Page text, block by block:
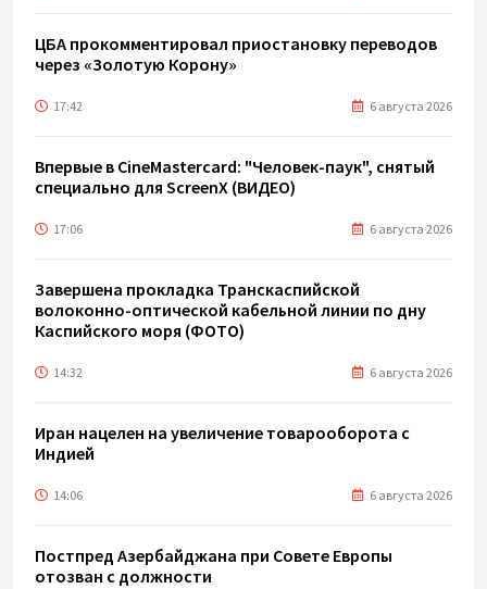
ЦБА прокомментировал приостановку переводов
через «Золотую Корону»
17:42 6 августа 2026
Впервые в CineMastercard: "Человек-паук", снятый
специально для ScreenX (ВИДЕО)
17:06 6 августа 2026
Завершена прокладка Транскаспийской
волоконно-оптической кабельной линии по дну
Каспийского моря (ФОТО)
14:32 6 августа 2026
Иран нацелен на увеличение товарооборота с
Индией
14:06 6 августа 2026
Постпред Азербайджана при Совете Европы
отозван с должности